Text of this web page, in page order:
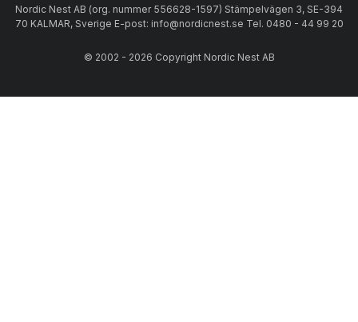
Nordic Nest AB (org. nummer 556628-1597) Stämpelvägen 3, SE-394
70 KALMAR, Sverige E-post: info@nordicnest.se Tel. 0480 - 44 99 20
© 2002 - 2026 Copyright Nordic Nest AB